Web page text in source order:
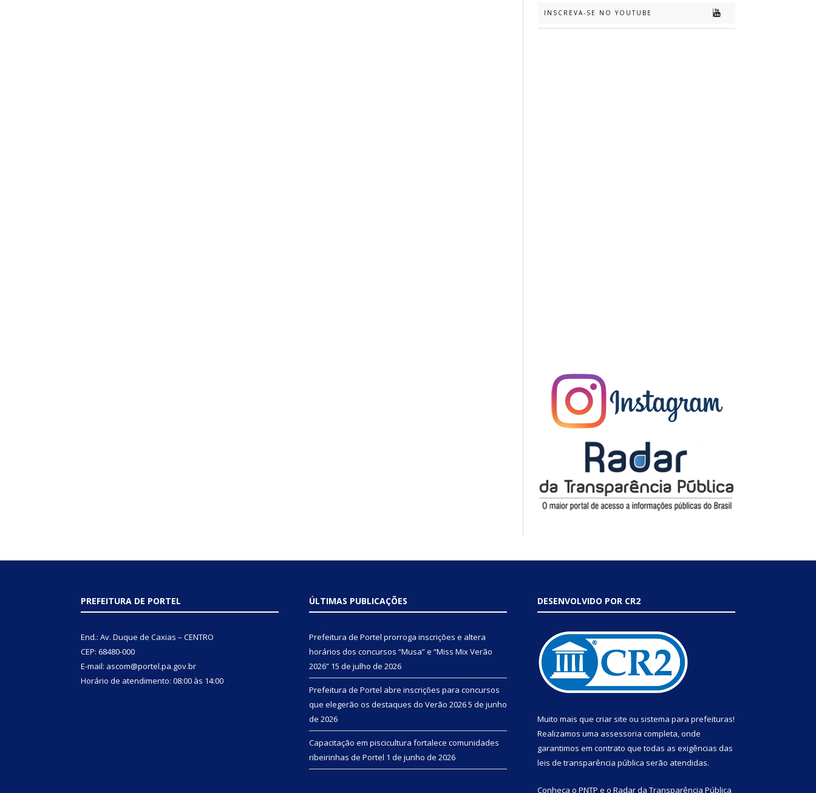
INSCREVA-SE NO YOUTUBE
PREFEITURA DE PORTEL
End.: Av. Duque de Caxias – CENTRO
CEP: 68480-000
E-mail: ascom@portel.pa.gov.br
Horário de atendimento: 08:00 às 14:00
ÚLTIMAS PUBLICAÇÕES
Prefeitura de Portel prorroga inscrições e altera
horários dos concursos “Musa” e “Miss Mix Verão
2026” 15 de julho de 2026
Prefeitura de Portel abre inscrições para concursos
que elegerão os destaques do Verão 20265 de junho
de 2026
Capacitação em piscicultura fortalece comunidades
ribeirinhas de Portel 1 de junho de 2026
DESENVOLVIDO POR CR2
Muito mais que criar site ou sistema para prefeituras!
Realizamos uma assessoria completa, onde
garantimos em contrato que todas as exigências das
leis de transparência pública serão atendidas.
Conheça o PNTP e o Radar da Transparência Pública